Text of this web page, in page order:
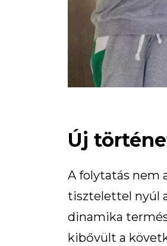
Új
A folytatás nem
tisztelettel nyúl
dinamika
kibővült a